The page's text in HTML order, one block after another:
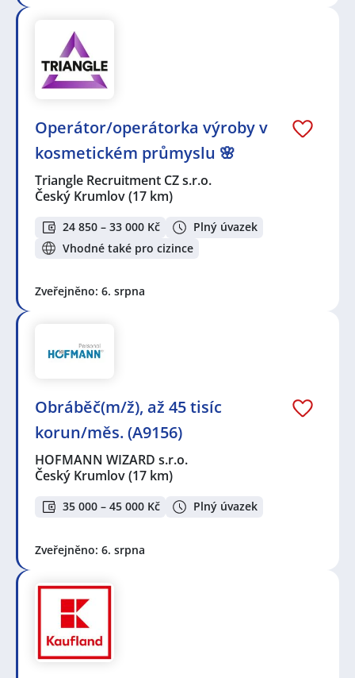
Operátor/operátorka výroby v
kosmetickém průmyslu 🌸
Triangle Recruitment CZ s.r.o.
Český Krumlov(17 km)
24 850 – 33 000 Kč
Plný úvazek
Vhodné také pro cizince
Zveřejněno: 6. srpna
Obráběč(m/ž), až 45 tisíc
korun/měs. (A9156)
HOFMANN WIZARD s.r.o.
Český Krumlov(17 km)
35 000 – 45 000 Kč Plný úvazek
Zveřejněno: 6. srpna